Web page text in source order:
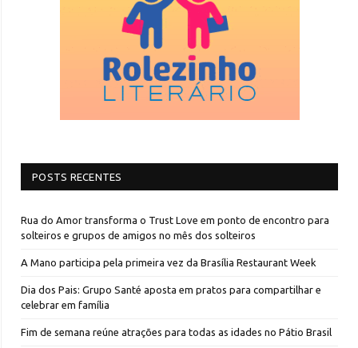
POSTS RECENTES
Rua do Amor transforma o Trust Love em ponto de encontro para
solteiros e grupos de amigos no mês dos solteiros
A Mano participa pela primeira vez da Brasília Restaurant Week
Dia dos Pais: Grupo Santé aposta em pratos para compartilhar e
celebrar em família
Fim de semana reúne atrações para todas as idades no Pátio Brasil